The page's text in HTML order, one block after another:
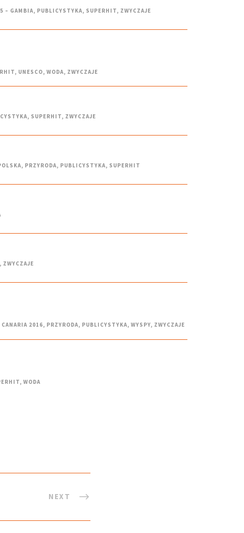
– GAMBIA, PUBLICYSTYKA, SUPERHIT, ZWYCZAJE
, UNESCO, WODA, ZWYCZAJE
, SUPERHIT, ZWYCZAJE
, PRZYRODA, PUBLICYSTYKA, SUPERHIT
, ZWYCZAJE
2016, PRZYRODA, PUBLICYSTYKA, WYSPY, ZWYCZAJE
, WODA
NEXT